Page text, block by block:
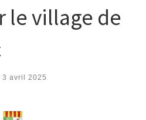
le village de
3 avril 2025